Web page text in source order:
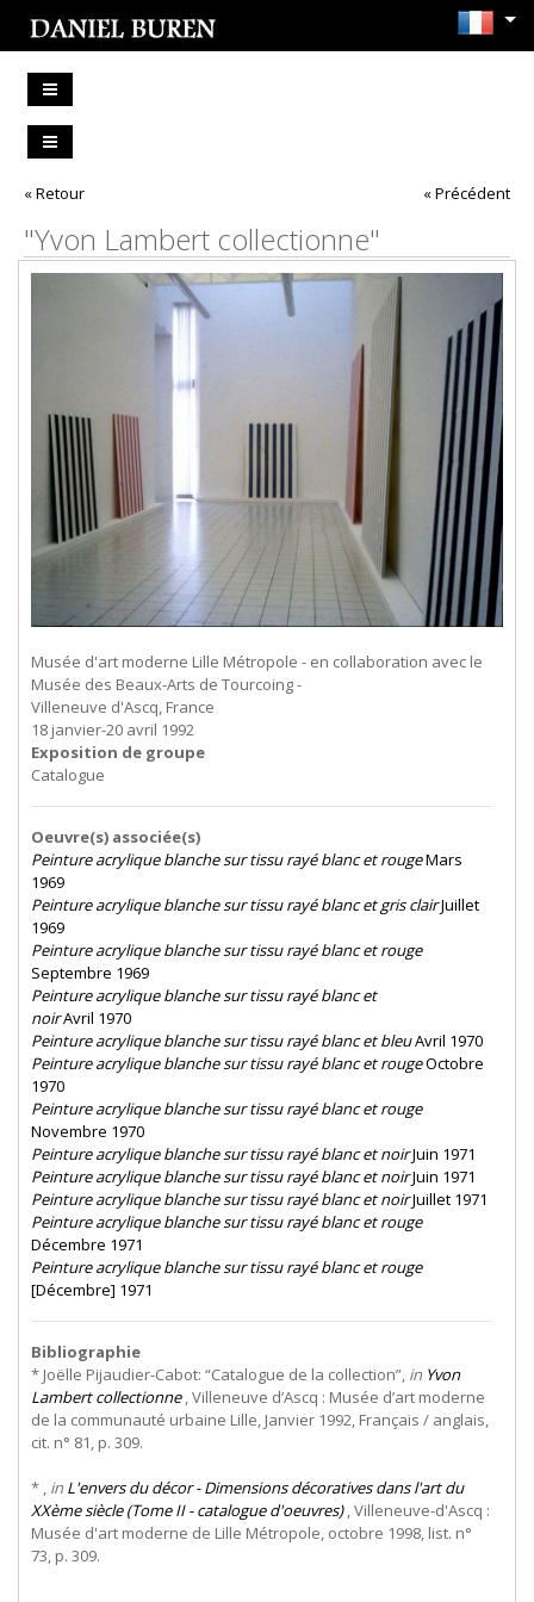
« Retour « Précédent
"Yvon Lambert collectionne"
Musée d'art moderne Lille Métropole - en collaboration avec le
Musée des Beaux-Arts de Tourcoing -
Villeneuve d'Ascq, France
18 janvier-20 avril 1992
Exposition de groupe
Catalogue
Oeuvre(s) associée(s)
Peinture acrylique blanche sur tissu rayé blanc et rougeMars
1969
Peinture acrylique blanche sur tissu rayé blanc et gris clairJuillet
1969
Peinture acrylique blanche sur tissu rayé blanc et rouge
Septembre 1969
Peintureacryliqueblanchesurtissurayéblancet
noirAvril 1970
Peinture acrylique blanche sur tissu rayé blanc et bleuAvril 1970
Peinture acrylique blanche sur tissu rayé blanc et rougeOctobre
1970
Peinture acrylique blanche sur tissu rayé blanc et rouge
Novembre 1970
Peinture acrylique blanche sur tissu rayé blanc et noirJuin 1971
Peinture acrylique blanche sur tissu rayé blanc et noirJuin 1971
Peinture acrylique blanche sur tissu rayé blanc et noirJuillet 1971
Peinture acrylique blanche sur tissu rayé blanc et rouge
Décembre 1971
Peinture acrylique blanche sur tissu rayé blanc et rouge
[Décembre] 1971
Bibliographie
* Joëlle Pijaudier-Cabot: “Catalogue de la collection”, in Yvon
Lambert collectionne, Villeneuve d’Ascq : Musée d’art moderne
de la communauté urbaine Lille, Janvier 1992, Français / anglais,
cit. n° 81, p. 309.
* , in L'envers du décor - Dimensions décoratives dans l'art du
XXème siècle (Tome II - catalogue d'oeuvres), Villeneuve-d'Ascq :
Musée d'art moderne de Lille Métropole, octobre 1998, list. n°
73, p. 309.